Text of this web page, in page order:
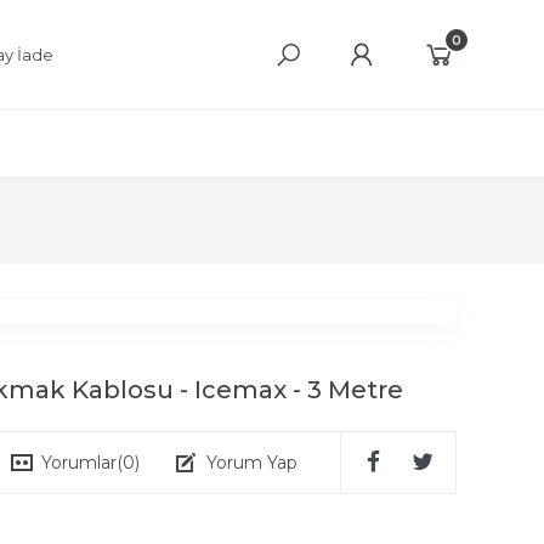
İade
0
Kablosu - Icemax - 3 Metre
Yorumlar(0) Yorum Yap